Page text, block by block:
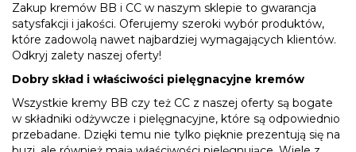
Zakup kremów BB i CC w naszym sklepie to gwarancja
satysfakcji i jakości. Oferujemy szeroki wybór produktów,
które zadowolą nawet najbardziej wymagających klientów.
Odkryj zalety naszej oferty!
Dobry skład i właściwości pielęgnacyjne kremów
Wszystkie kremy BB czy też CC z naszej oferty są bogate
w składniki odżywcze i pielęgnacyjne, które są odpowiednio
przebadane. Dzięki temu nie tylko pięknie prezentują się na